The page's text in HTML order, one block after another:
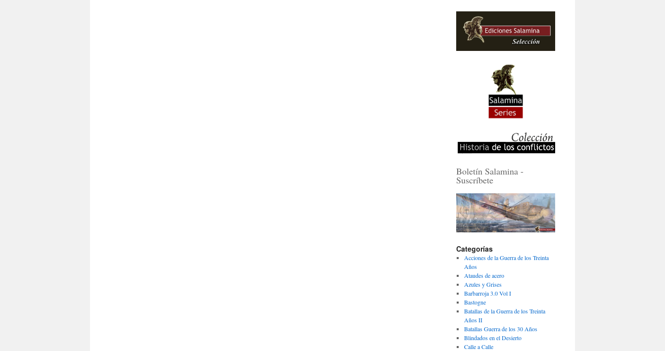
Boletín Salamina -
Suscríbete
Categorías
Acciones de la Guerra de los Treinta
Años
Ataudes de acero
Azules y Grises
Barbarroja 3.0 Vol I
Bastogne
Batallas de la Guerra de los Treinta
Años II
Batallas Guerra de los 30 Años
Blindados en el Desierto
Calle a Calle